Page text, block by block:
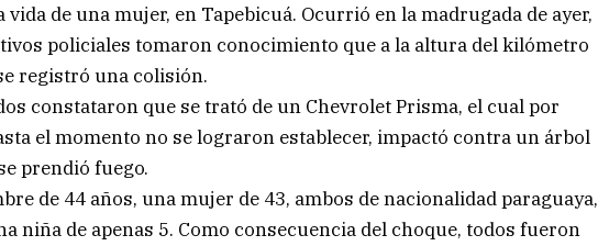
de una mujer, en Tapebicuá. Ocurrió en la madrugada de ayer,
policiales tomaron conocimiento que a la altura del kilómetro
registró una colisión.
constataron que se trató de un Chevrolet Prisma, el cual por
el momento no se lograron establecer, impactó contra un árbol
prendió fuego.
de 44 años, una mujer de 43, ambos de nacionalidad paraguaya,
niña de apenas 5. Como consecuencia del choque, todos fueron